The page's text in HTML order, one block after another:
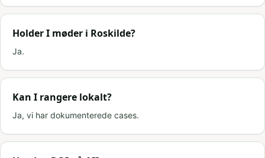
Holder I møder i Roskilde?
Ja.
Kan I rangere lokalt?
Ja, vi har dokumenterede cases.